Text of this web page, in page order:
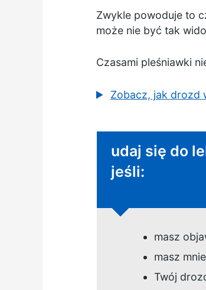
Zwykle powoduje to
może nie być tak
Czasami pleśniawki
Zobacz, jak drozd
Nie pilna
udaj się do
jeśli:
masz
masz
Twój